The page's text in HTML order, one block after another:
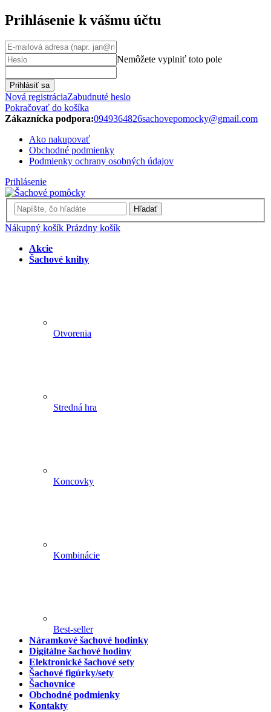
Prihlásenie k vášmu účtu
Nemôžete vyplniť toto pole
Prihlásiť sa
Nová registráciaZabudnuté heslo
Pokračovať do košíka
Zákaznícka podpora:0949364826sachovepomocky@gmail.com
Ako nakupovať
Obchodné podmienky
Podmienky ochrany osobných údajov
Prihlásenie
Hľadať
Nákupný košík Prázdny košík
Akcie
Šachové knihy
Otvorenia
Stredná hra
Koncovky
Kombinácie
Best-seller
Náramkové šachové hodinky
Digitálne šachové hodiny
Elektronické šachové sety
Šachové figúrky/sety
Šachovnice
Obchodné podmienky
Kontakty